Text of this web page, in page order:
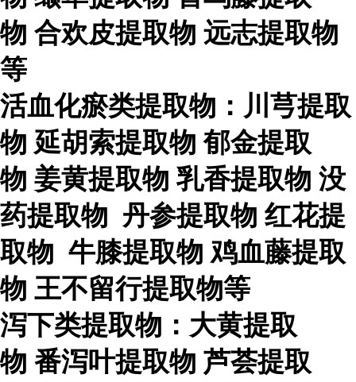
物 合欢皮提取物 远志提取物
等
活血化瘀类提取物：川芎提取
物 延胡索提取物 郁金提取
物 姜黄提取物 乳香提取物 没
药提取物 丹参提取物 红花提
取物 牛膝提取物 鸡血藤提取
物 王不留行提取物等
泻下类提取物：大黄提取
物 番泻叶提取物 芦荟提取